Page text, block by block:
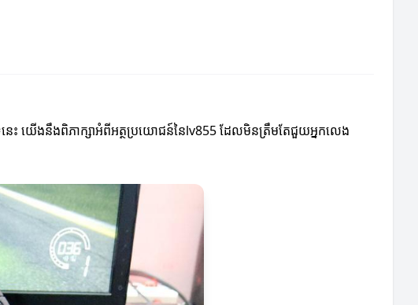
ះ យើងនឹងពិភាក្សាអំពីអត្ថប្រយោជន៍នៃlv855 ដែលមិនត្រឹមតែជួយអ្នកលេង